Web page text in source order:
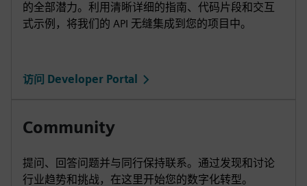
的全部潜力。利用清晰详细的指南、代码片段和交互
式示例，将我们的 API 无缝集成到您的项目中。
访问 Developer Portal
Community
提问、回答问题并与同行保持联系。通过发现和讨论
行业趋势和挑战，在这里开始您的数字化转型。